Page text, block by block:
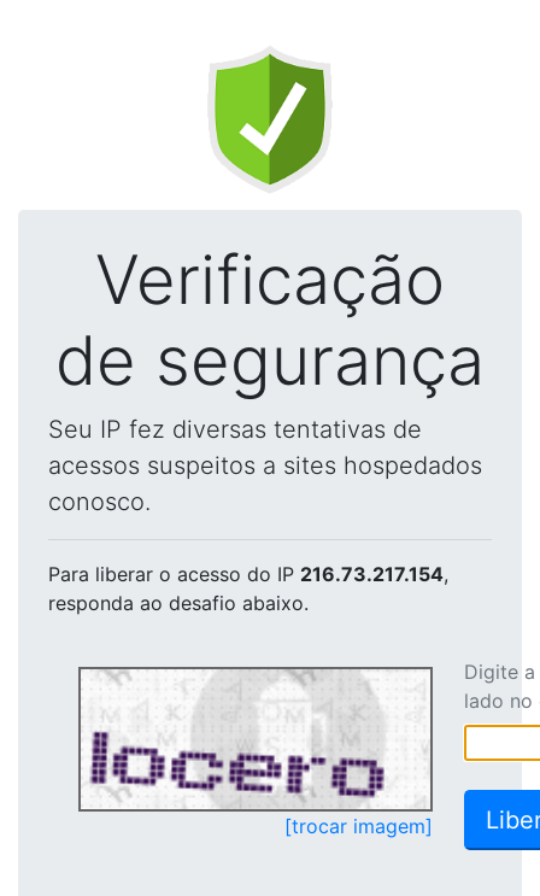
Verificação
de segurança
Seu IP fez diversas tentativas de
acessos suspeitos a sites hospedados
conosco.
Para liberar o acesso do IP 216.73.217.154,
responda ao desafio abaixo.
[trocar imagem]
Digite
lado no